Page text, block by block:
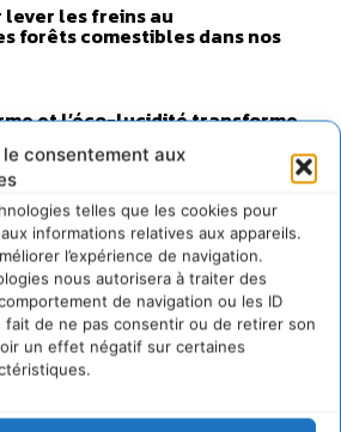
le consentement aux
telles que les cookies pour
informations relatives aux appareils.
l’expérience de navigation.
nous autorisera à traiter des
de navigation ou les ID
fait de ne pas consentir ou de retirer son
un effet négatif sur certaines
lever les freins au
forêts comestibles dans nos
et l’éco-lucidité transforme
villes résilientes et durables,
climatique